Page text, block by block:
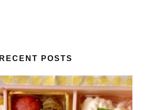
RECENT POSTS